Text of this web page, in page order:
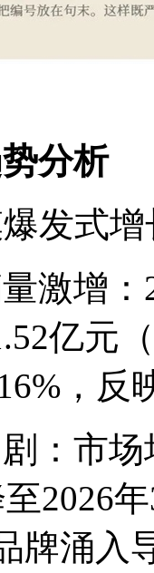
分析
发式增
增：
亿元
，反
市场
至2026
牌涌入